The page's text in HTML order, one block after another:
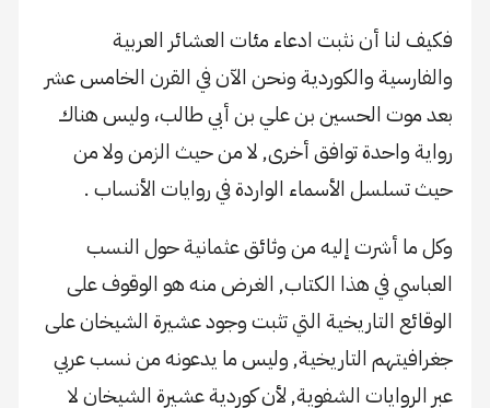
فكيف لنا أن نثبت ادعاء مئات العشائر العربية
والفارسية والكوردية ونحن الآن في القرن الخامس عشر
بعد موت الحسين بن علي بن أبي طالب، وليس هناك
رواية واحدة توافق أخرى, لا من حيث الزمن ولا من
حيث تسلسل الأسماء الواردة في روايات الأنساب .
وكل ما أشرت إليه من وثائق عثمانية حول النسب
العباسي في هذا الكتاب, الغرض منه هو الوقوف على
الوقائع التاريخية التي تثبت وجود عشيرة الشيخان على
جغرافيتهم التاريخية, وليس ما يدعونه من نسب عربي
عبر الروايات الشفوية, لأن كوردية عشيرة الشيخان لا